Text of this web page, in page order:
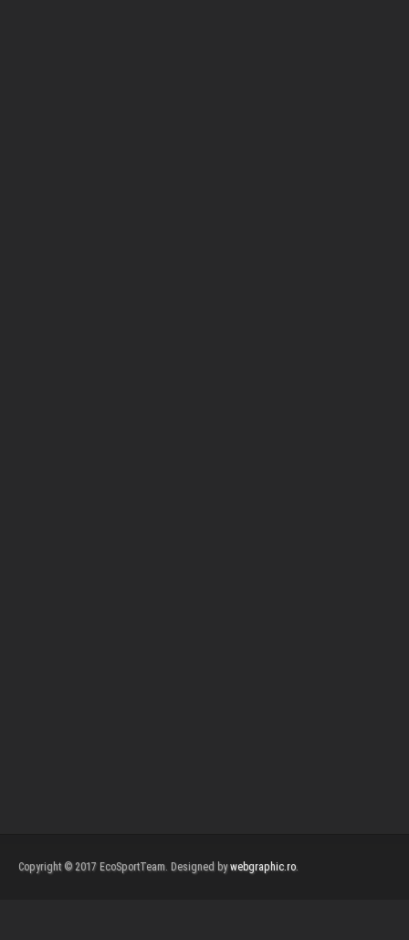
Copyright © 2017 EcoSportTeam. Designed bywebgraphic.ro.